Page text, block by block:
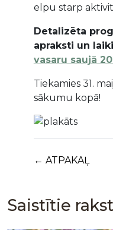
elpu starp
Detalizēta
apraksti un
vasaru saujā
Tiekamies 31.
sākumu kopā!
← ATPAKAĻ
Saistītie